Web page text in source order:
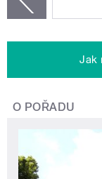
Jak
O POŘADU